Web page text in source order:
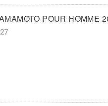
POUR HOMME